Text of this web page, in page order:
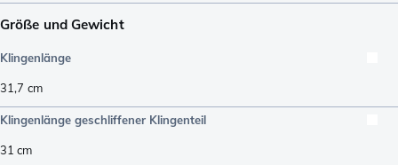
Größe und Gewicht
Klingenlänge
31,7 cm
Klingenlänge geschliffener Klingenteil
31 cm